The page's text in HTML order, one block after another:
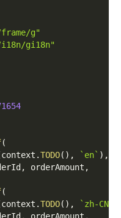
g"
gi18n"
(
context .TODO( ) , `en` ) ,
, orderAmount ,
(
context .TODO( ) , `zh-CN`